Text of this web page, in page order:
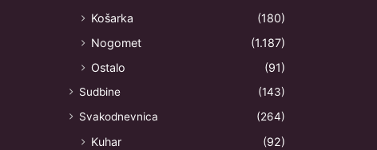
Košarka
(180)
Nogomet
(1.187)
Ostalo
(91)
Sudbine
(143)
Svakodnevnica
(264)
Kuhar (92)